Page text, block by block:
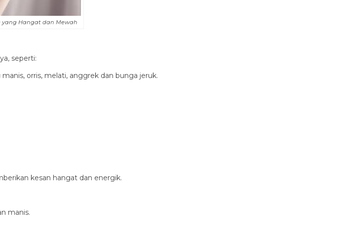
yang Hangat dan Mewah
seperti:
orris, melati, anggrek dan bunga jeruk.
kesan hangat dan energik.
manis.